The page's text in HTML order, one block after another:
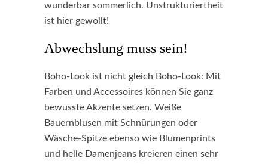
wunderbar sommerlich. Unstrukturiertheit
ist hier gewollt!
Abwechslung muss sein!
Boho-Look ist nicht gleich Boho-Look: Mit
Farben und Accessoires können Sie ganz
bewusste Akzente setzen. Weiße
Bauernblusen mit Schnürungen oder
Wäsche-Spitze ebenso wie Blumenprints
und helle Damenjeans kreieren einen sehr